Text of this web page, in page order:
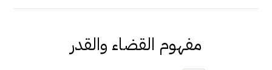
مفهوم القضاء والقدر